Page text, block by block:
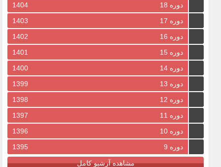
دوره 18
1404
دوره 17
1403
دوره 16
1402
دوره 15
1401
دوره 14
1400
دوره 13
1399
دوره 12
1398
دوره 11
1397
دوره 10
1396
دوره 9
1395
مشاهده آرشیو کامل